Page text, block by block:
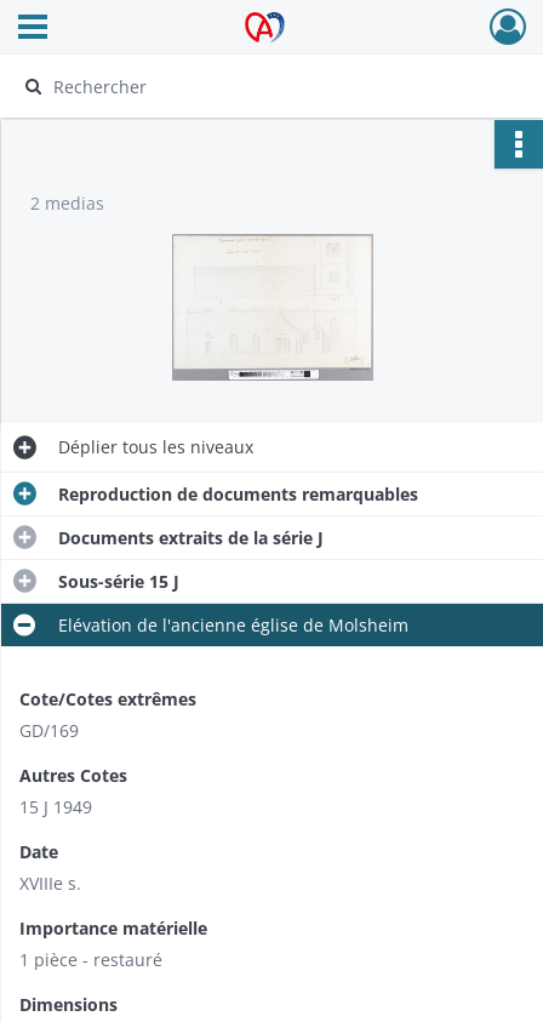
Archives Alsace - Colmar
Ouvrir le menu déroulant
2 medias
Déplier tous les niveaux
Reproduction de documents remarquables
Documents extraits de la série J
Sous-série 15 J
Elévation de l'ancienne église de Molsheim
Cote/Cotes extrêmes
GD/169
Autres Cotes
15 J 1949
Date
XVIIIe s.
Importance matérielle
1 pièce - restauré
Dimensions